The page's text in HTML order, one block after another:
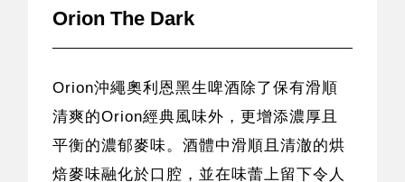
Orion The Dark
Orion沖繩奧利恩黑生啤酒除了保有滑順
清爽的Orion經典風味外，更增添濃厚且
平衡的濃郁麥味。酒體中滑順且清澈的烘
焙麥味融化於口腔，並在味蕾上留下令人